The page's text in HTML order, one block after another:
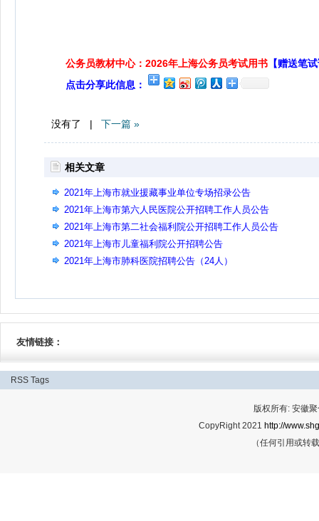
公务员教材中心：2026年上海公务员考试用书 【赠送笔
点击分享此信息：
没有了 | 下一篇 »
相关文章
2021年上海市就业援藏事业单位专场招录公告
2021年上海市第六人民医院公开招聘工作人员公告
2021年上海市第二社会福利院公开招聘工作人员公告
2021年上海市儿童福利院公开招聘公告
2021年上海市肺科医院招聘公告（24人）
友情链接：
RSS Tags
版权所有: 安徽
CopyRight 2021 http://
（任何引用或转